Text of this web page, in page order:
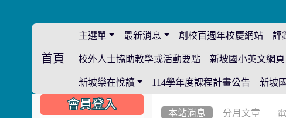
首頁
主選單 最新消息 創校百週年校慶網站 評
校外人士協助教學或活動要點 新坡國小英文網頁
新坡樂在悅讀 114學年度課程計畫公告 新坡
本站消息 分月文章
::: 會員登入